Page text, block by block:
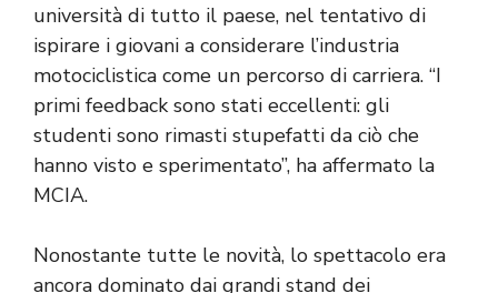
università di tutto il paese, nel tentativo di
ispirare i giovani a considerare l’industria
motociclistica come un percorso di carriera. “I
primi feedback sono stati eccellenti: gli
studenti sono rimasti stupefatti da ciò che
hanno visto e sperimentato”, ha affermato la
MCIA.
Nonostante tutte le novità, lo spettacolo era
ancora dominato dai grandi stand dei